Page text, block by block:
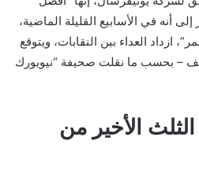
أنه في الأسابيع القليلة الماضية،
ازداد العداء بين النقابات، ويتوقع
– بحسب ما نقلت صحيفة “نيويورك
الأخير من